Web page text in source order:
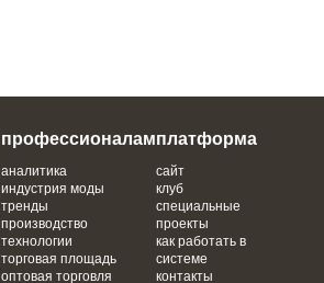
профессионалам
аналитика
индустрия моды
тренды
производство
технологии
торговая площадь
оптовая торговля
платформа
сайт
клуб
специальные
проекты
как работать в
системе
контакты